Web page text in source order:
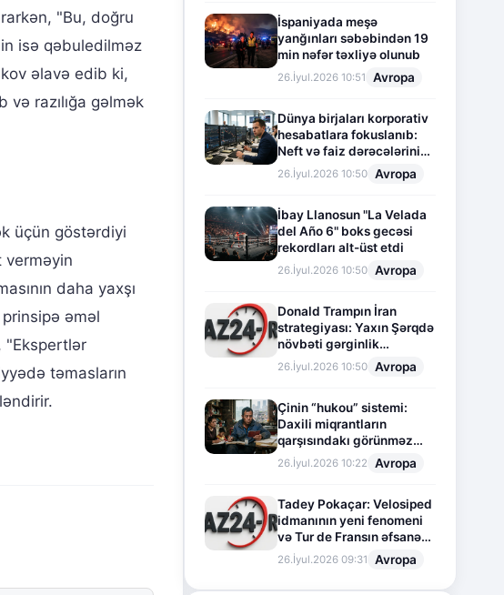
"Bu, doğru
isə qəbuledilməz
əlavə edib ki,
razılığa gəlmək
üçün göstərdiyi
verməyin
daha yaxşı
prinsipə əməl
"Ekspertlər
təmasların
İspaniyada meşə
yanğınları səbəbindən 19
min nəfər təxliyə olunub
26.İyul.2026 10:51 Avropa
Dünya birjaları korporativ
hesabatlara fokuslanıb:
Neft və faiz dərəcələrinin
təsiri altında cari vəziyyət
26.İyul.2026 10:50 Avropa
İbay Llanosun "La Velada
del Año 6" boks gecəsi
rekordları alt-üst etdi
26.İyul.2026 10:50 Avropa
Donald Trampın İran
strategiyası: Yaxın Şərqdə
növbəti gərginlik
mərhələsi
26.İyul.2026 10:50 Avropa
Çinin “hukou” sistemi:
Daxili miqrantların
qarşısındakı görünməz
sədd
26.İyul.2026 10:22 Avropa
Tadey Pokaçar: Velosiped
idmanının yeni fenomeni
və Tur de Fransın əfsanəvi
səhifəsi
26.İyul.2026 09:31 Avropa